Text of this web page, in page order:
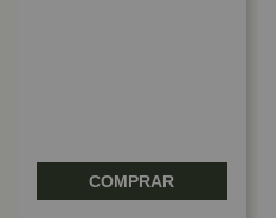
COMPRAR